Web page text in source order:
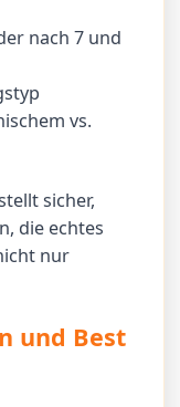
nach 7 und
vs.
sicher,
die echtes
nur
und Best